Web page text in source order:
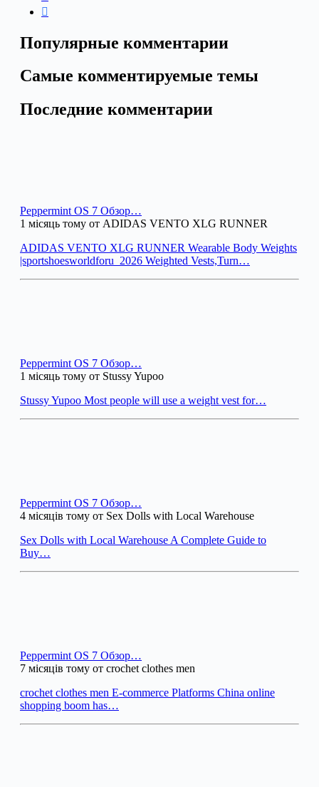
Популярные комментарии
Самые комментируемые темы
Последние комментарии
Peppermint OS 7 Обзор…
1 місяць тому от ADIDAS VENTO XLG RUNNER
ADIDAS VENTO XLG RUNNER Wearable Body Weights
|sportshoesworldforu_2026 Weighted Vests,Turn…
Peppermint OS 7 Обзор…
1 місяць тому от Stussy Yupoo
Stussy Yupoo Most people will use a weight vest for…
Peppermint OS 7 Обзор…
4 місяців тому от Sex Dolls with Local Warehouse
Sex Dolls with Local Warehouse A Complete Guide to
Buy…
Peppermint OS 7 Обзор…
7 місяців тому от crochet clothes men
crochet clothes men E-commerce Platforms China online
shopping boom has…